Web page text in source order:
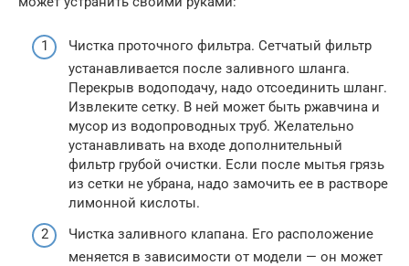
Чистка проточного фильтра. Сетчатый фильтр
устанавливается после заливного шланга.
Перекрыв водоподачу, надо отсоединить шланг.
Извлеките сетку. В ней может быть ржавчина и
мусор из водопроводных труб. Желательно
устанавливать на входе дополнительный
фильтр грубой очистки. Если после мытья грязь
из сетки не убрана, надо замочить ее в растворе
лимонной кислоты.
Чистка заливного клапана. Его расположение
меняется в зависимости от модели — он может